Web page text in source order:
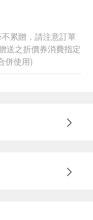
累贈，請注意訂單
送之折價券消費指定
併使用)